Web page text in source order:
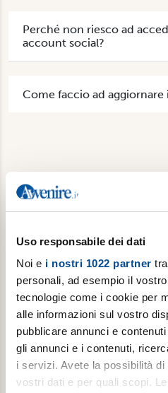
Uso responsabile dei dati
Noi e i nostri 1022 partner
personali, ad esempio il
tecnologie come i cookie per
alle informazioni sul vostro
pubblicare annunci e
gli annunci e i contenuti,
i servizi. Avete la possibilità
vostri dati e per quali scopi.
Perché non riesco ad
account social?
Come faccio ad aggiornare
Non abbiamo risposto alla tua